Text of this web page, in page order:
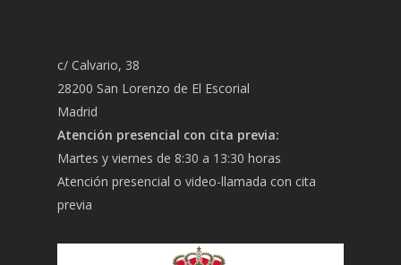
c/ Calvario, 38
28200 San Lorenzo de El Escorial
Madrid
Atención presencial con cita previa:
Martes y viernes de 8:30 a 13:30 horas
Atención presencial o video-llamada con cita
previa